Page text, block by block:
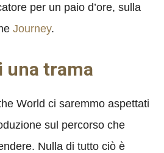
per un paio d’ore, sulla
Journey.
una trama
World ci saremmo aspettati
sul percorso che
Nulla di tutto ciò è